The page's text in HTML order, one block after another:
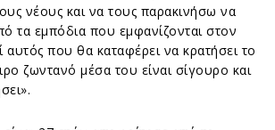
νέους και να τους παρακινήσω να
τα εμπόδια που εμφανίζονται στον
αυτός που θα καταφέρει να κρατήσει το
ζωντανό μέσα του είναι σίγουρο και